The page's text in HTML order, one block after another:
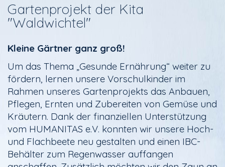
Gartenprojekt der Kita
"Waldwichtel"
Kleine Gärtner ganz groß!
Um das Thema „Gesunde Ernährung“ weiter zu
fördern, lernen unsere Vorschulkinder im
Rahmen unseres Gartenprojekts das Anbauen,
Pflegen, Ernten und Zubereiten von Gemüse und
Kräutern. Dank der finanziellen Unterstützung
vom HUMANITAS e.V. konnten wir unsere Hoch-
und Flachbeete neu gestalten und einen IBC-
Behälter zum Regenwasser auffangen